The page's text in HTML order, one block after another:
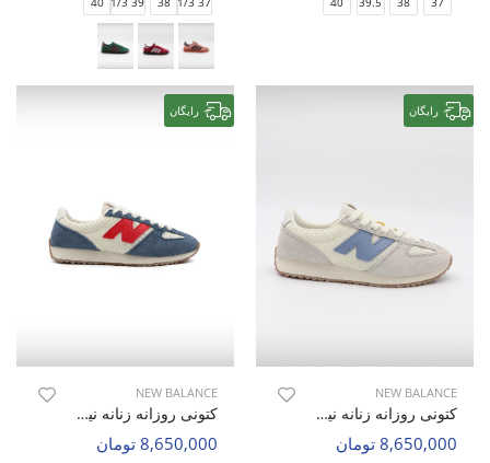
رایگان
NEW BALANCE
کتونی روزانه زنانه نیو بالانس NB 471 W
8,650,000 تومان
رایگان
NEW BALANCE
کتونی روزانه زنانه نیو بالانس NB 471 W
8,650,000 تومان